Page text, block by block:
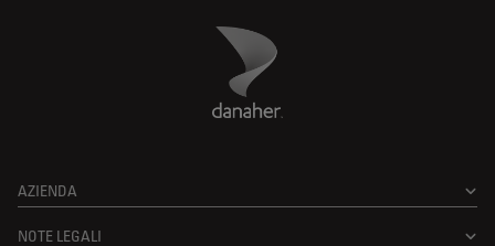
Danaher Logo
AZIENDA
NOTE LEGALI